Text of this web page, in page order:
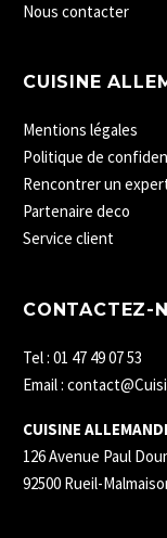
Nous contacter
CUISINE
Mentions légales
Politique de
Rencontrer un
Partenaire deco
Service client
CONTACTEZ-
Tel : 01 47 49 07 53
Email :
CUISINE
126 Avenue Paul
92500 Rueil-